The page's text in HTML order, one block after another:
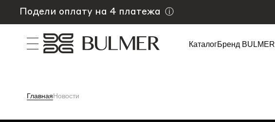
Подели оплату на 4 платежа ⓘ
КаталогБренд BULMER
ГлавнаяНовости